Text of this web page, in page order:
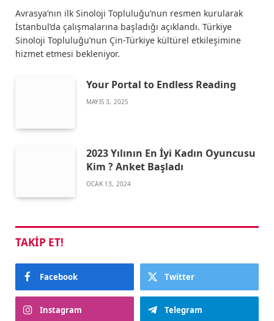
Avrasya’nın ilk Sinoloji Topluluğu’nun resmen kurularak
İstanbul’da çalışmalarına başladığı açıklandı. Türkiye
Sinoloji Topluluğu’nun Çin-Türkiye kültürel etkileşimine
hizmet etmesi bekleniyor.
Your Portal to Endless Reading
MAYIS 3, 2025
2023 Yılının En İyi Kadın Oyuncusu
Kim ? Anket Başladı
OCAK 13, 2024
TAKIP ET!
Facebook Twitter
Instagram Telegram